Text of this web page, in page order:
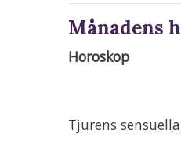
Månadens
Horoskop
Tjurens